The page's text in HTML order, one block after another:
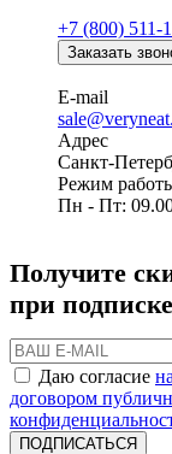
+7 (800) 511-
Заказать
E-mail
Адрес
Санкт-
Режим
Пн - Пт:
Получите
при
Даю согласие
договором
ПОДПИСАТЬСЯ